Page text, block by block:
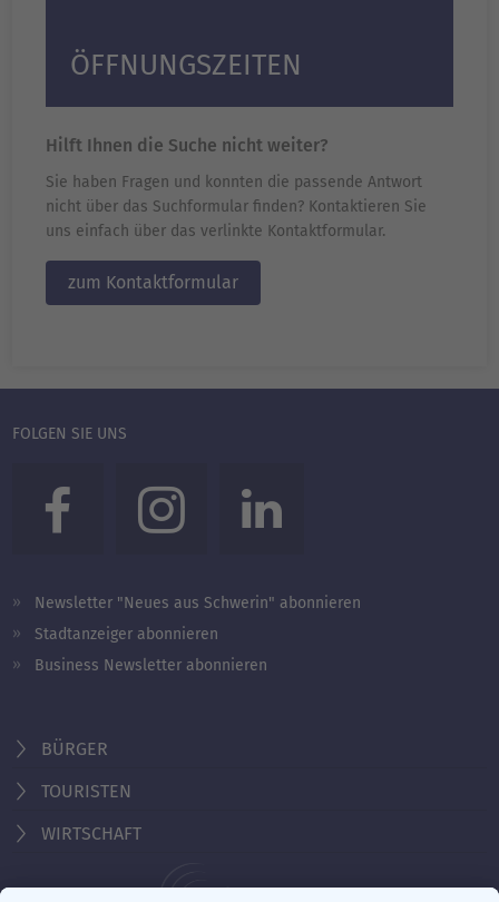
ÖFFNUNGSZEITEN
Hilft Ihnen die Suche nicht weiter?
Sie haben Fragen und konnten die passende Antwort
nicht über das Suchformular finden? Kontaktieren Sie
uns einfach über das verlinkte Kontaktformular.
zum Kontaktformular
FOLGEN SIE UNS
Newsletter "Neues aus Schwerin" abonnieren
Stadtanzeiger abonnieren
Business Newsletter abonnieren
BÜRGER
TOURISTEN
WIRTSCHAFT